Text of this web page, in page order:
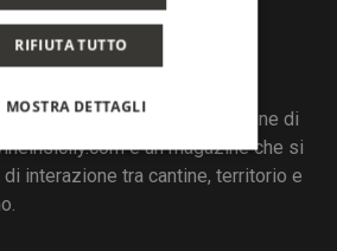
Magazine
durante la tredicesima edizione di
è un magazine che si
interazione tra cantine, territorio e
RIFIUTA TUTTO
MOSTRA DETTAGLI